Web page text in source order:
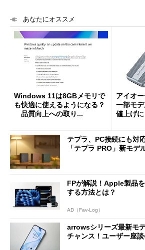
あなたにオススメ
Windows 11は8GBメモリで
も快適に使えるようになる？
品質向上への取り...
アイオー
一部モ
値上げに
テプラ、PC接続にも対
「テプラ PRO」新モデ
FPが解説！Apple製品
する方法とは？
AD（Fav-Log）
arrowsシリーズ最新モ
チャンス！ユーザー座